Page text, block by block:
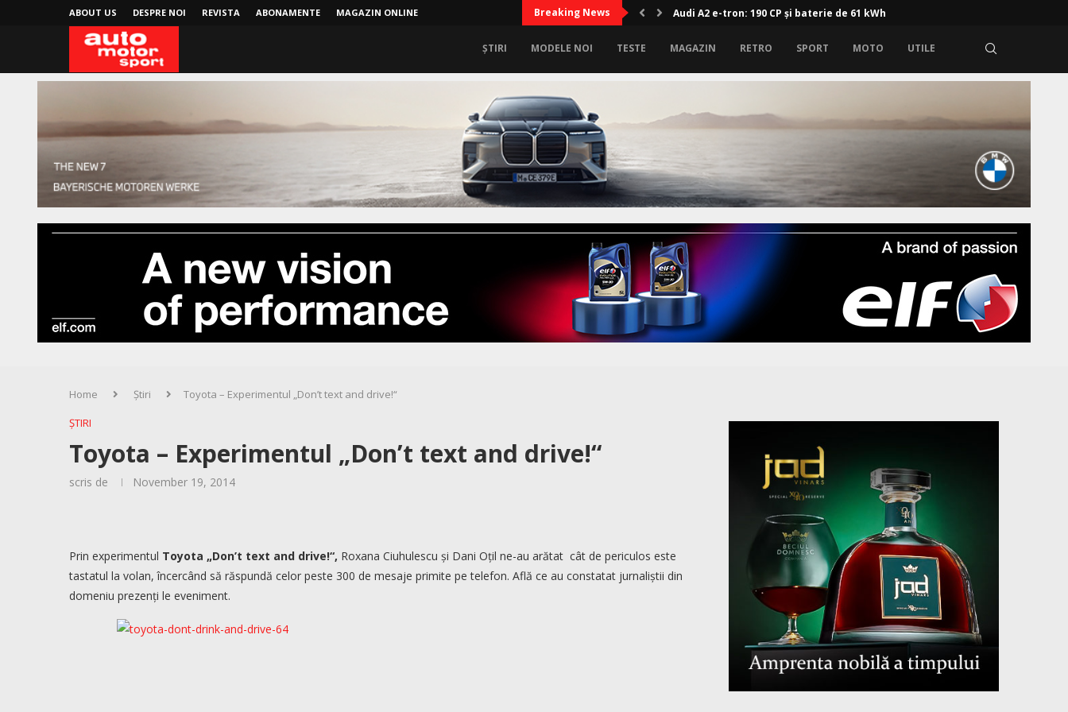
ABOUT US DESPRE NOI REVISTA ABONAMENTE MAGAZIN ONLINE Breaking News Audi A2 e-tron: 190 CP și baterie de 61 kWh
ȘTIRI MODELE NOI TESTE MAGAZIN RETRO SPORT MOTO UTILE
Home Știri
Toyota – Experimentul „Don’t text and drive!“
ȘTIRI
Toyota – Experimentul „Don’t text and drive!“
scris de November 19, 2014
Prin experimentul Toyota „Don’t text and drive!“, Roxana Ciuhulescu și Dani Oțil ne-au arătat cât de periculos este
tastatul la volan, încercând să răspundă celor peste 300 de mesaje primite pe telefon. Află ce au constatat jurnaliștii din
domeniu prezenți le eveniment.